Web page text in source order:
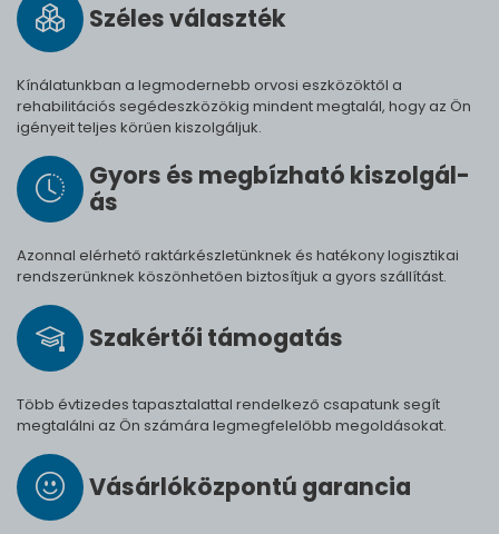
Széles vá­lasz­ték
Kínálatunkban a legmodernebb orvosi eszközöktől a
rehabilitációs segédeszközökig mindent megtalál, hogy az Ön
igényeit teljes körűen kiszolgáljuk.
Gyors és meg­bíz­ha­tó ki­szol­gál­
ás
Azonnal elérhető raktárkészletünknek és hatékony logisztikai
rendszerünknek köszönhetően biztosítjuk a gyors szállítást.
Szak­értői tá­mo­ga­tás
Több évtizedes tapasztalattal rendelkező csapatunk segít
megtalálni az Ön számára legmegfelelőbb megoldásokat.
Vásárló­köz­pontú ga­ran­cia